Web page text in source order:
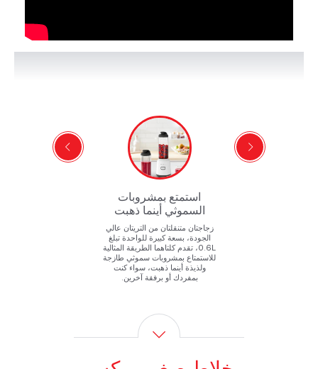
استمتع بمشروبات
السموثي أينما ذهبت
زجاجتان متنقلتان من التريتان عالي
الجودة، بسعة كبيرة للواحدة تبلغ
0.6L، تقدم كلتاهما الطريقة المثالية
للاستمتاع بمشروبات سموثي طازجة
ولذيذة أينما ذهبت، سواء كنت
بمفردك أو برفقة آخرين.